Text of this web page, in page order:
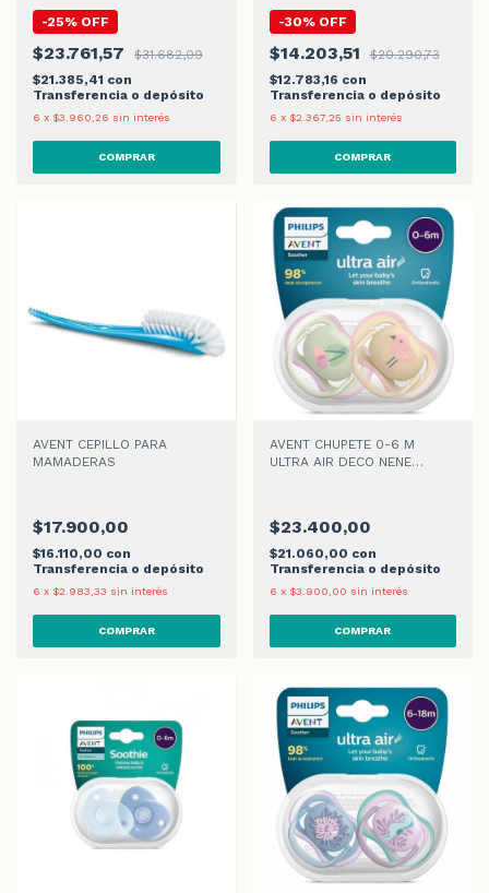
-25% OFF
$23.761,57
$31.682,09
$21.385,41 con
Transferencia o depósito
6 x $3.960,26 sin interés
-30% OFF
$14.203,51
$20.290,73
$12.783,16 con
Transferencia o depósito
6 x $2.367,25 sin interés
AVENT CEPILLO PARA
MAMADERAS
$17.900,00
$16.110,00 con
Transferencia o depósito
6 x $2.983,33 sin interés
AVENT CHUPETE 0-6 M
ULTRA AIR DECO NENE
$23.400,00
$21.060,00 con
Transferencia o depósito
6 x $3.900,00 sin interés